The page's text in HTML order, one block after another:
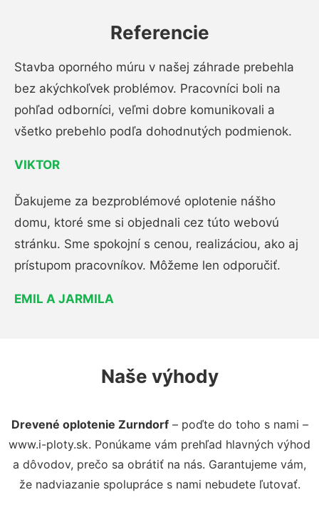
Referencie
Stavba oporného múru v našej záhrade prebehla
bez akýchkoľvek problémov. Pracovníci boli na
pohľad odborníci, veľmi dobre komunikovali a
všetko prebehlo podľa dohodnutých podmienok.
VIKTOR
Ďakujeme za bezproblémové oplotenie nášho
domu, ktoré sme si objednali cez túto webovú
stránku. Sme spokojní s cenou, realizáciou, ako aj
prístupom pracovníkov. Môžeme len odporučiť.
EMIL A JARMILA
Naše výhody
Drevené oplotenie Zurndorf– poďte do toho s nami –
www.i-ploty.sk. Ponúkame vám prehľad hlavných výhod
a dôvodov, prečo sa obrátiť na nás. Garantujeme vám,
že nadviazanie spolupráce s nami nebudete ľutovať.